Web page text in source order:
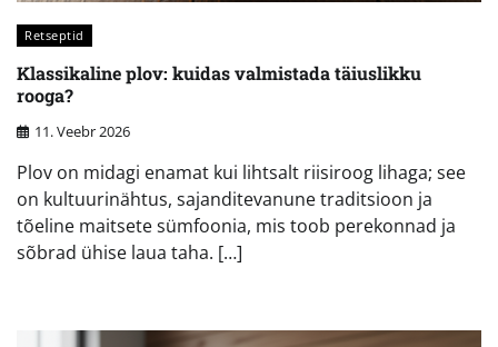
Retseptid
Klassikaline plov: kuidas valmistada täiuslikku
rooga?
11. Veebr 2026
Plov on midagi enamat kui lihtsalt riisiroog lihaga; see
on kultuurinähtus, sajanditevanune traditsioon ja
tõeline maitsete sümfoonia, mis toob perekonnad ja
sõbrad ühise laua taha. […]